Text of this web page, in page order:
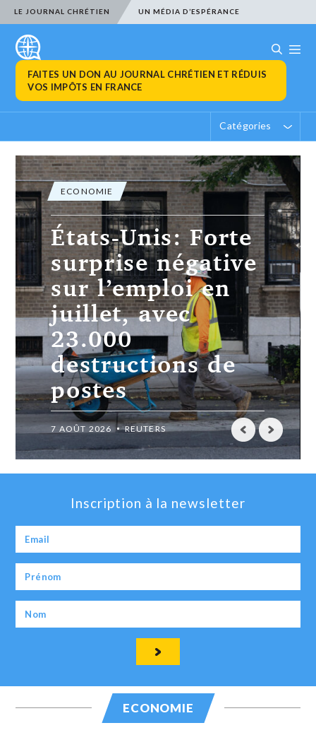
LE JOURNAL CHRÉTIEN UN MÉDIA D’ESPÉRANCE
FAITES UN DON AU JOURNAL CHRÉTIEN ET RÉDUIS
VOS IMPÔTS EN FRANCE
Catégories
ECONOMIE
États-Unis: Forte
surprise négative
sur l’emploi en
juillet, avec
23.000
destructions de
postes
7 AOÛT 2026 REUTERS
Inscription à la newsletter
ECONOMIE